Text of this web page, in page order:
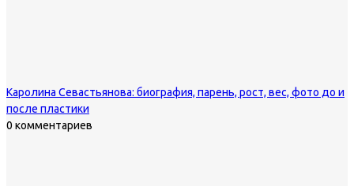
Каролина Севастьянова: биография, парень, рост, вес, фото до и
после пластики
0 комментариев